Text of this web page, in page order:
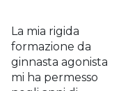
La mia rigida
formazione da
ginnasta agonista
mi ha permesso